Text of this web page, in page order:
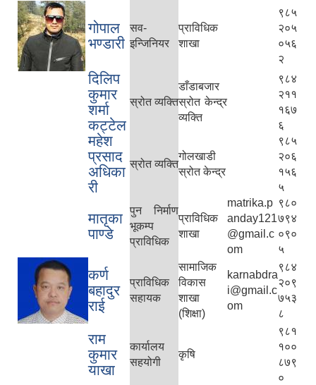
गोपाल
भण्डारी
सव-
इन्जिनियर
प्राविधिक
शाखा
९८५
२०५
०५६
२
दिलिप
कुमार
शर्मा
कट्टेल
स्रोत व्यक्ति
डाँडाबजार
स्रोत केन्द्र
व्यक्ति
९८४
२११
१६७
६
महेश
प्रसाद
अधिका
री
स्रोत व्यक्ति
गोलखाडी
स्रोत केन्द्र
९८५
२०६
१५६
५
मातृका
पाण्डे
पुन निर्माण
भूकम्प
प्राविधिक
प्राविधिक
शाखा
matrika.p
anday121
@gmail.c
om
९८०
७९४
०९०
५
कर्ण
बहादुर
राई
प्राविधिक
सहायक
सामाजिक
विकास
शाखा
(शिक्षा)
karnabdra
i@gmail.c
om
९८४
२०९
७५३
८
राम
कुमार
याखा
कार्यालय
सहयोगी
कृषि
९८१
१००
८७९
०